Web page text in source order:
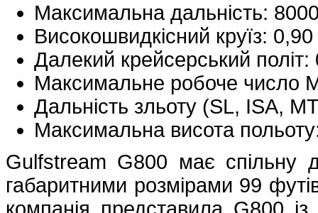
Максимальна дальність:
Високошвидкісний круїз:
Далекий крейсерський
Максимальне робоче число
Дальність зльоту (SL, ISA,
Максимальна висота
Gulfstream G800 має спільну
габаритними розмірами 99